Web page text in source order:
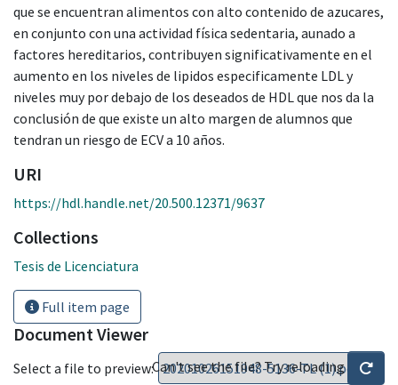
que se encuentran alimentos con alto contenido de azucares,
en conjunto con una actividad física sedentaria, aunado a
factores hereditarios, contribuyen significativamente en el
aumento en los niveles de lipidos especificamente LDL y
niveles muy por debajo de los deseados de HDL que nos da la
conclusión de que existe un alto margen de alumnos que
tendran un riesgo de ECV a 10 años.
URI
https://hdl.handle.net/20.500.12371/9637
Collections
Tesis de Licenciatura
Full item page
Document Viewer
Select a file to preview:Can't see the file? Try reloading